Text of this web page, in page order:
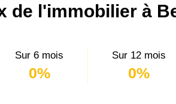
de l'immobilier à
Sur 6 mois
0%
Sur 12 mois
0%